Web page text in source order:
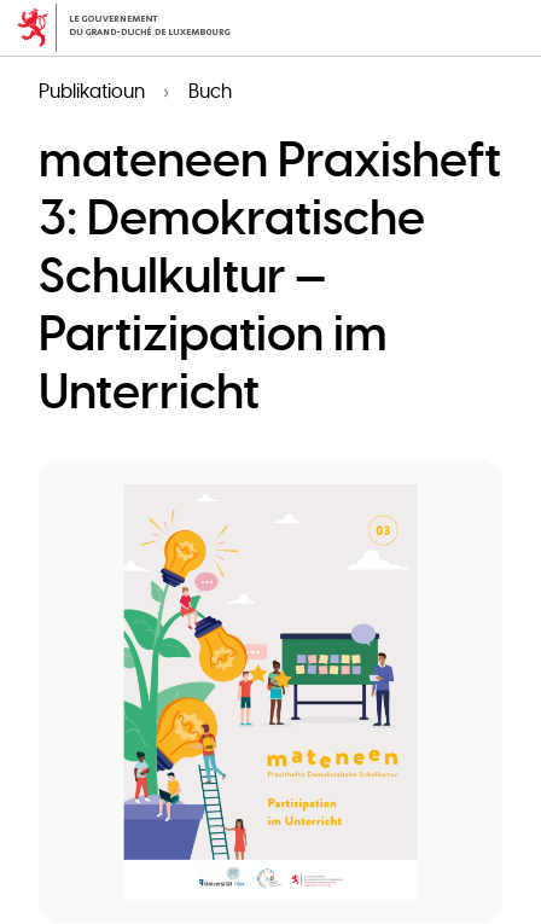
Skip
contentPublikatioun Buch
mateneen Praxisheft
3: Demokratische
Schulkultur —
Partizipation im
Unterricht